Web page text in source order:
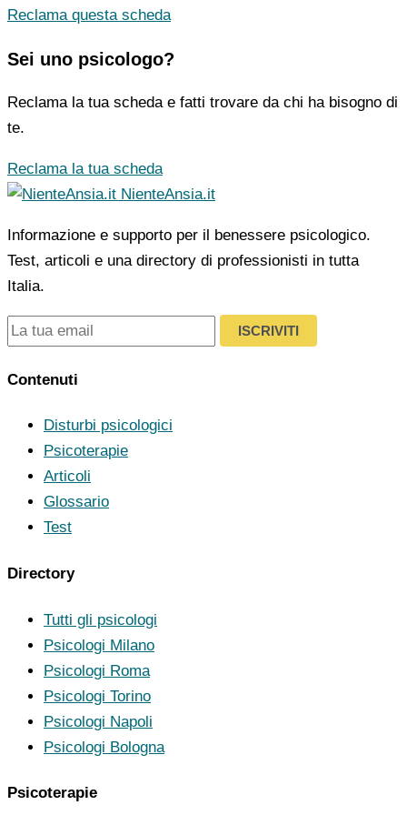
Reclama questa scheda
Sei uno psicologo?
Reclama la tua scheda e fatti trovare da chi ha bisogno di
te.
Reclama la tua scheda
NienteAnsia.it
Informazione e supporto per il benessere psicologico.
Test, articoli e una directory di professionisti in tutta
Italia.
ISCRIVITI
Contenuti
Disturbi psicologici
Psicoterapie
Articoli
Glossario
Test
Directory
Tutti gli psicologi
Psicologi Milano
Psicologi Roma
Psicologi Torino
Psicologi Napoli
Psicologi Bologna
Psicoterapie